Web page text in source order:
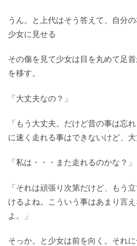
うん。と上代はそう答えて、自分
少女に見せる
その傷を見て少女は目を丸めて足
を移す。
「大丈夫なの？」
「もう大丈夫。だけど昔の事は忘
に速く走れる事はできないけど、大
「私は・・・また走れるのかな？」
「それは頑張り次第だけど、もう
けるよね。こういう事はあまり言
よ。」
そっか。と少女は前を向く。それ